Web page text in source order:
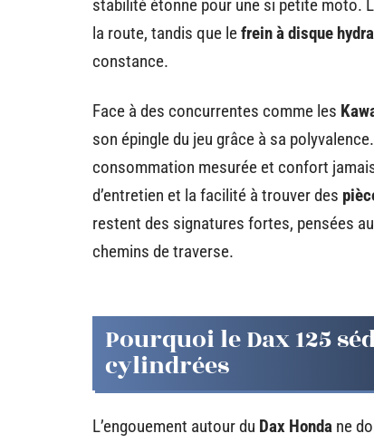
stabilité étonne pour une si petite moto.
la route, tandis que lefrein à disque
constance.
Face à des concurrentes comme les
son épingle du jeu grâce à sa
consommation mesurée et confort
d’entretien et la facilité à trouver des
restent des signatures fortes, pensées
chemins de traverse.
Pourquoi le Dax 125
cylindrées
L’engouement autour du Dax Honda ne